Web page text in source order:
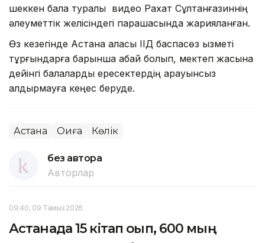
шеккен бала туралы видео Рахат Сұлтанғазиннің
әлеуметтік желісіндегі парақшасында жарияланған.
Өз кезегінде Астана қаласы ІІД баспасөз қызметі
тұрғындарға барынша абай болып, мектеп жасына
дейінгі балаларды ересектердің қарауынсыз
қалдырмауға кеңес беруде.
Астана Оқиға Көлік
без автора
Авторлар
09:40, 09 Тамыз 2026
Астанада 15 кітап оқып, 600 мың